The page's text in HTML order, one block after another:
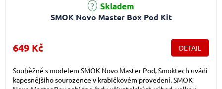
SMOK Novo Master Box Pod Kit
Skladem
649 Kč DETAIL
Souběžně s modelem SMOK Novo Master Pod, Smoktech uvádí
kapesnějšího sourozence v krabičkovém provedení. SMOK